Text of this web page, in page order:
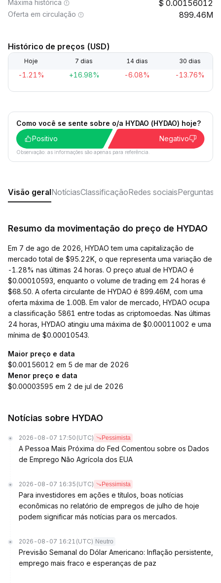
Máxima histórica 0.00156012
Oferta em circulação 899.46M
Histórico de preços (USD)
Hoje 7 dias 14 dias 30 dias
-1.21% +16.98% -6.08% -13.76%
Como você se sente sobre o/a HYDAO (HYDAO) hoje?
Positivo
Negativo
Observação: as informações são apenas para referência.
Visão geralNotíciasClassificaçãoRedes sociaisPerguntas
Resumo da movimentação do preço de HYDAO
Em 7 de ago de 2026, HYDAO tem uma capitalização de
mercado total de $95.22K, o que representa uma variação de
-1.28% nas últimas 24 horas. O preço atual de HYDAO é
$0.00010593, enquanto o volume de trading em 24 horas é
$68.50. A oferta circulante de HYDAO é 899.46M, com uma
oferta máxima de 1.00B. Em valor de mercado, HYDAO ocupa
a classificação 5861 entre todas as criptomoedas. Nas últimas
24 horas, HYDAO atingiu uma máxima de $0.00011002 e uma
mínima de $0.00010543.
Maior preço e data
$0.00156012 em 5 de mar de 2026
Menor preço e data
$0.00003595 em 2 de jul de 2026
Notícias sobre HYDAO
2026-08-07 17:50 (UTC) Pessimista
A Pessoa Mais Próxima do Fed Comentou sobre os Dados
de Emprego Não Agrícola dos EUA
2026-08-07 16:35 (UTC) Pessimista
Para investidores em ações e títulos, boas notícias
econômicas no relatório de empregos de julho de hoje
podem significar más notícias para os mercados.
2026-08-07 16:21 (UTC) Neutro
Previsão Semanal do Dólar Americano: Inflação persistente,
emprego mais fraco e esperanças de paz